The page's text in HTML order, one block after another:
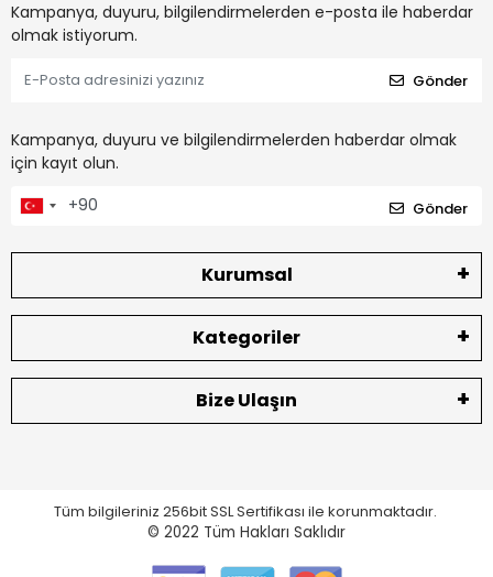
Kampanya, duyuru, bilgilendirmelerden e-posta ile haberdar
olmak istiyorum.
Gönder
Kampanya, duyuru ve bilgilendirmelerden haberdar olmak
için kayıt olun.
Gönder
Kurumsal
Kategoriler
Bize Ulaşın
Tüm bilgileriniz 256bit SSL Sertifikası ile korunmaktadır.
© 2022 Tüm Hakları Saklıdır